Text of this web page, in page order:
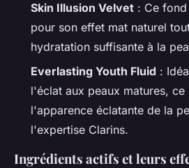
Skin Illusion Velvet : Ce
pour son effet mat naturel
hydratation suffisante à la
Everlasting Youth Fluid :
l'éclat aux peaux matures,
l'apparence éclatante de la
l'expertise Clarins.
Ingrédients actifs et leurs